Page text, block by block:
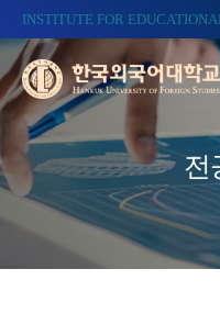
INSTITUTE FOR
전